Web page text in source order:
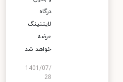
درگاه
لایتنینگ
عرضه
خواهد شد
1401/07/
28